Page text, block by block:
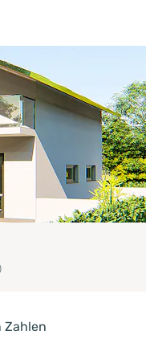
Zahlen